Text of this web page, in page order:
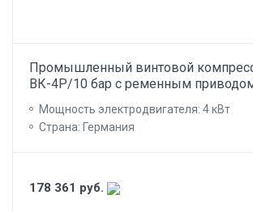
Промышленный винтовой
ВК-4Р/10 бар с ременным
Мощность электродвигателя: 4 кВт
Страна: Германия
178 361 руб.